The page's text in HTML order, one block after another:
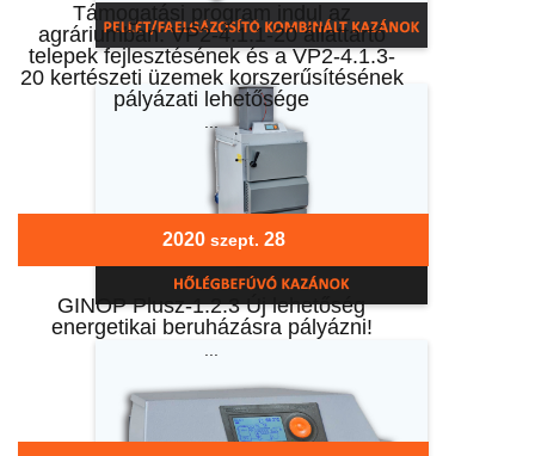
Támogatási program indul az
agráriumban: VP2-4.1.1-20 állattartó
telepek fejlesztésének és a VP2-4.1.3-
20 kertészeti üzemek korszerűsítésének
pályázati lehetősége
...
2020 szept. 28
GINOP Plusz-1.2.3 Új lehetőség
energetikai beruházásra pályázni!